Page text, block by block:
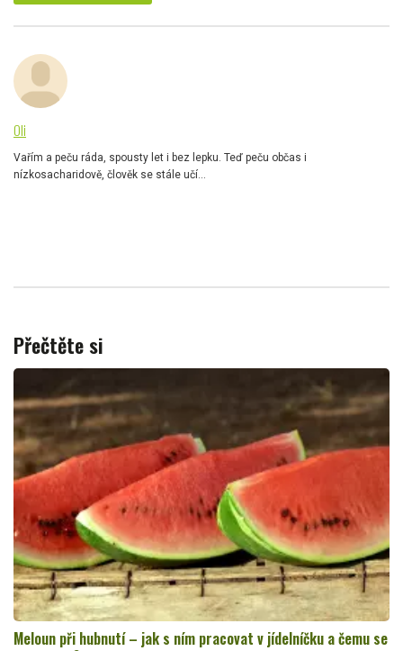
Oli
Vařím a peču ráda, spousty let i bez lepku. Teď peču občas i
nízkosacharidově, člověk se stále učí...
Přečtěte si
Meloun při hubnutí – jak s ním pracovat v jídelníčku a čemu se